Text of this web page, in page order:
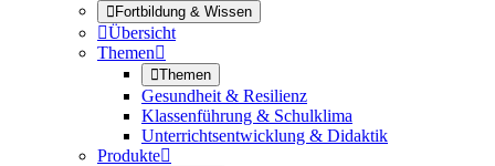
Fortbildung & Wissen
Übersicht
Themen
Themen
Gesundheit & Resilienz
Klassenführung & Schulklima
Unterrichtsentwicklung & Didaktik
Produkte